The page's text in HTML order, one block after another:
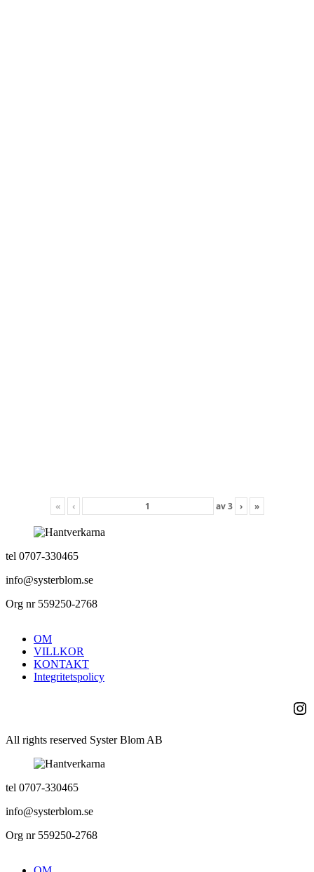
« ‹ av3 › »
tel 0707-330465
info@systerblom.se
Org nr 559250-2768
OM
VILLKOR
KONTAKT
Integritetspolicy
All rights reserved Syster Blom AB
tel 0707-330465
info@systerblom.se
Org nr 559250-2768